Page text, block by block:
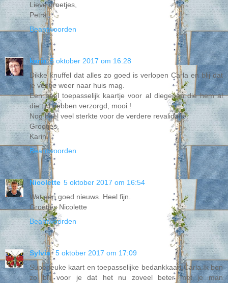
Lieve groetjes,
Petra
Beantwoorden
karin 5 oktober 2017 om 16:28
Dikke knuffel dat alles zo goed is verlopen Carla en blij dat
je ventje weer naar huis mag.
Een heel toepasselijk kaartje voor al diegenen die hem al
die tijd hebben verzorgd, mooi !
Nog heel veel sterkte voor de verdere revalidatie.
Groetjes,
Karin.
Beantwoorden
Nicolette 5 oktober 2017 om 16:54
Wat een goed nieuws. Heel fijn.
Groetjes Nicolette
Beantwoorden
Sylvia 5 oktober 2017 om 17:09
Superleuke kaart en toepasselijke bedankkaart,Carla.Ik ben
zo blij voor je dat het nu zoveel beter met je man